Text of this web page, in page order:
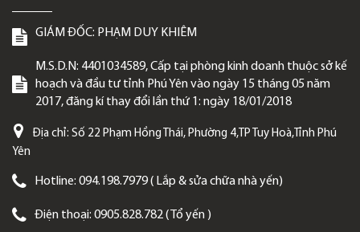
GIÁM ĐỐC: PHẠM DUY KHIÊM
M.S.D.N: 4401034589, Cấp tại phòng kinh doanh thuộc sở kế
hoạch và đầu tư tỉnh Phú Yên vào ngày 15 tháng 05 năm
2017, đăng kí thay đổi lần thứ 1: ngày 18/01/2018
Địa chỉ: Số 22 Phạm Hồng Thái, Phường 4,TP Tuy Hoà,Tỉnh Phú
Yên
Hotline: 094.198.7979 ( Lắp & sửa chữa nhà yến)
Điện thoại: 0905.828.782 ( Tổ yến )